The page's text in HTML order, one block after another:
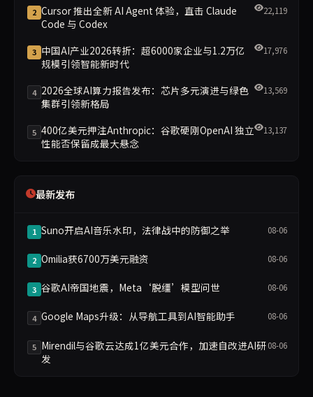
2 Cursor 推出全新 AI Agent 体验，直击 Claude
Code 与 Codex
22,119
3 中国AI产业2026转折：超6000家企业与1.2万亿
规模引领智能新时代
17,976
4 2026全球AI算力报告发布：芯片多元演进与绿色
集群引领新格局
13,569
5 400亿美元押注Anthropic：谷歌硬刚OpenAI 独立
性能否保留成最大悬念
13,137
最新发布
1 Suno开启AI音乐水印，法律战中的防御之举 08-06
2 Omilia获6700万美元融资 08-06
3 谷歌AI帝国地震，Meta‘脱缰’模型问世 08-06
4 Google Maps升级：从导航工具到AI智能助手 08-06
5 Mirendil与谷歌云达成1亿美元合作，加速自改进AI研
发
08-06